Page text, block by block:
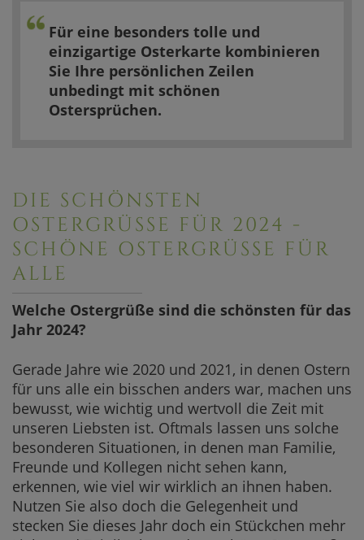
Für eine besonders tolle und
einzigartige Osterkarte kombinieren
Sie Ihre persönlichen Zeilen
unbedingt mit schönen
Ostersprüchen.
DIE SCHÖNSTEN
OSTERGRÜSSE FÜR 2024 - S
CHÖNE OSTERGRÜSSE FÜR AL
LE
Welche Ostergrüße sind die schönsten für das
Jahr 2024?
Gerade Jahre wie 2020 und 2021, in denen Ostern
für uns alle ein bisschen anders war, machen uns
bewusst, wie wichtig und wertvoll die Zeit mit
unseren Liebsten ist. Oftmals lassen uns solche
besonderen Situationen, in denen man Familie,
Freunde und Kollegen nicht sehen kann,
erkennen, wie viel wir wirklich an ihnen haben.
Nutzen Sie also doch die Gelegenheit und
stecken Sie dieses Jahr doch ein Stückchen mehr